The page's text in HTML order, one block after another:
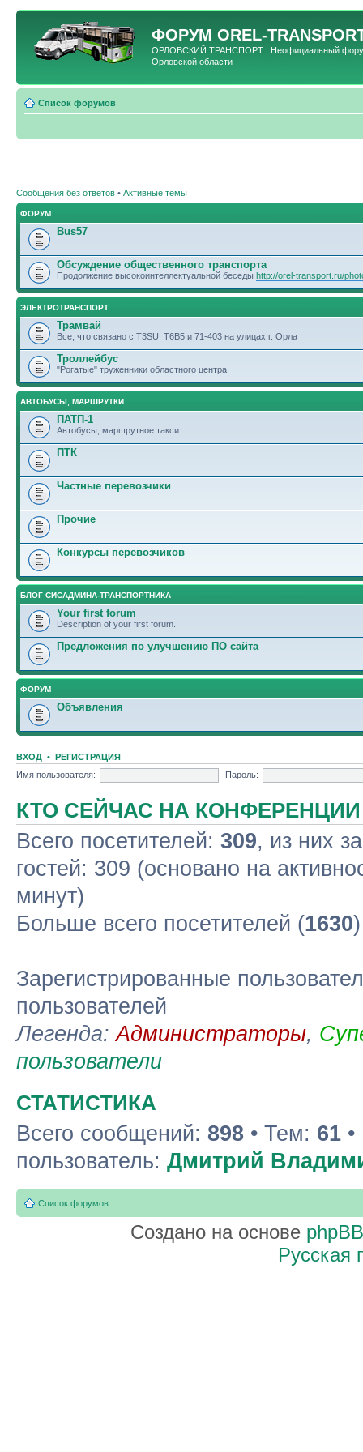
ФОРУМ OREL-
ОРЛОВСКИЙ ТРАНСПОРТ | Неофициальный форум
Орловской области
Список форумов
Сообщения без ответов • Активные темы
ФОРУМ
Bus57
Обсуждение общественного транспорта
Продолжение высокоинтеллектуальной беседы http://orel-transport.ru/
ЭЛЕКТРОТРАНСПОРТ
Трамвай
Все, что связано с T3SU, T6B5 и 71-403 на улицах г. Орла
Троллейбус
"Рогатые" труженники областного центра
АВТОБУСЫ, МАРШРУТКИ
ПАТП-1
Автобусы, маршрутное такси
ПТК
Частные перевозчики
Прочие
Конкурсы перевозчиков
БЛОГ СИСАДМИНА-ТРАНСПОРТНИКА
Your first forum
Description of your first forum.
Предложения по улучшению ПО сайта
ФОРУМ
Объявления
ВХОД • РЕГИСТРАЦИЯ
Имя пользователя:
Пароль:
КТО СЕЙЧАС НА КОНФЕРЕНЦИИ
Всего посетителей: 309, из них
гостей: 309 (основано на
минут)
Больше всего посетителей (1630
Зарегистрированные
пользователей
Легенда:Администраторы,
пользователи
СТАТИСТИКА
Всего сообщений: 898 • Тем: 61
пользователь: Дмитрий
Список форумов
Создано на основе phpBB
Русская